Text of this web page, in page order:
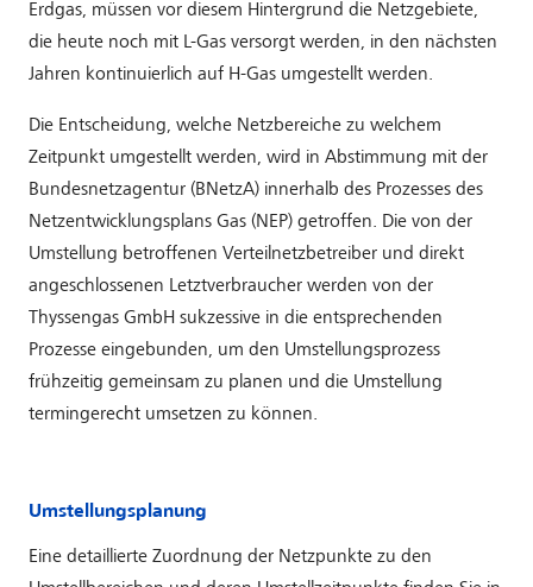
Erdgas, müssen vor diesem Hintergrund die Netzgebiete,
die heute noch mit L-Gas versorgt werden, in den nächsten
Jahren kontinuierlich auf H-Gas umgestellt werden.
Die Entscheidung, welche Netzbereiche zu welchem
Zeitpunkt umgestellt werden, wird in Abstimmung mit der
Bundesnetzagentur (BNetzA) innerhalb des Prozesses des
Netzentwicklungsplans Gas (NEP) getroffen. Die von der
Umstellung betroffenen Verteilnetzbetreiber und direkt
angeschlossenen Letztverbraucher werden von der
Thyssengas GmbH sukzessive in die entsprechenden
Prozesse eingebunden, um den Umstellungsprozess
frühzeitig gemeinsam zu planen und die Umstellung
termingerecht umsetzen zu können.
Umstellungsplanung
Eine detaillierte Zuordnung der Netzpunkte zu den